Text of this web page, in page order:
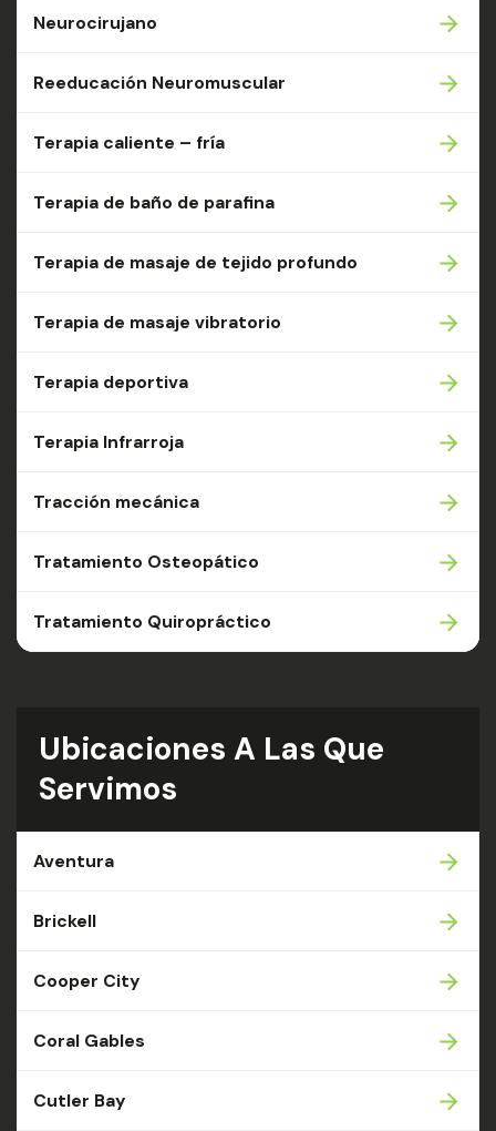
Neurocirujano
Reeducación Neuromuscular
Terapia caliente – fría
Terapia de baño de parafina
Terapia de masaje de tejido profundo
Terapia de masaje vibratorio
Terapia deportiva
Terapia Infrarroja
Tracción mecánica
Tratamiento Osteopático
Tratamiento Quiropráctico
Ubicaciones A Las Que
Servimos
Aventura
Brickell
Cooper City
Coral Gables
Cutler Bay